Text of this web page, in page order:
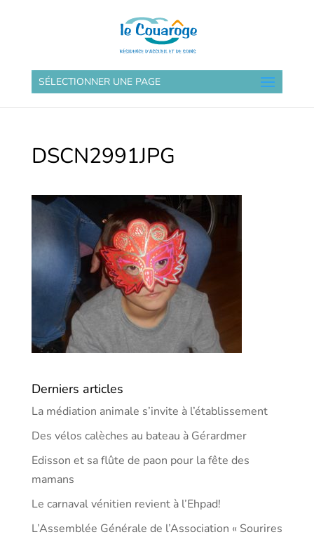
SÉLECTIONNER UNE PAGE
DSCN2991JPG
Derniers articles
La médiation animale s’invite à l’établissement
Des vélos calèches au bateau à Gérardmer
Edisson et sa flûte de paon pour la fête des
mamans
Le carnaval vénitien revient à l’Ehpad!
L’Assemblée Générale de l’Association « Sourires